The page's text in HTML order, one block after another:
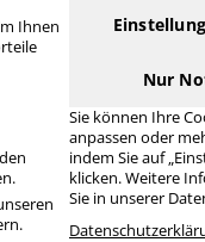
Häufig gesucht
Ihnen
Nur
Sie können Ihre
anpassen oder
indem Sie auf
klicken. Weitere
Sie in unserer